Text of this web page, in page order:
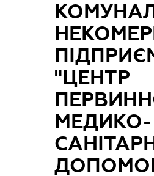
"ЦЕНТР
МЕДИКО-